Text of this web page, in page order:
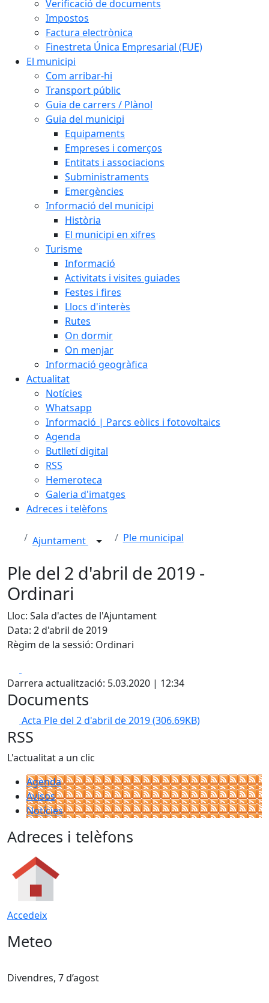
Verificació de documents
Impostos
Factura electrònica
Finestreta Única Empresarial (FUE)
El municipi
Com arribar-hi
Transport públic
Guia de carrers / Plànol
Guia del municipi
Equipaments
Empreses i comerços
Entitats i associacions
Subministraments
Emergències
Informació del municipi
Història
El municipi en xifres
Turisme
Informació
Activitats i visites guiades
Festes i fires
Llocs d'interès
Rutes
On dormir
On menjar
Informació geogràfica
Actualitat
Notícies
Whatsapp
Informació | Parcs eòlics i fotovoltaics
Agenda
Butlletí digital
RSS
Hemeroteca
Galeria d'imatges
Adreces i telèfons
Ajuntament Ple municipal
Ple del 2 d'abril de 2019 -
Ordinari
Lloc: Sala d'actes de l'Ajuntament
Data: 2 d'abril de 2019
Règim de la sessió: Ordinari
Darrera actualització: 5.03.2020 | 12:34
Documents
Acta Ple del 2 d'abril de 2019(306.69KB)
RSS
L'actualitat a un clic
Agenda
Avisos
Notícies
Adreces i telèfons
Accedeix
Meteo
Divendres, 7 d’agost